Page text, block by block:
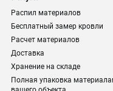
Распил материалов
Бесплатный замер кровли
Расчет материалов
Доставка
Хранение на складе
Полная упаковка